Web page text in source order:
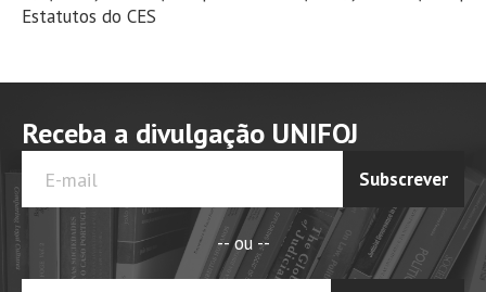
Estatutos do CES
Receba a divulgação UNIFOJ
Subscrever
-- ou --